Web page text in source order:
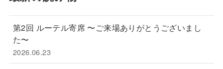
第2回 ルーテル寄席 〜ご来場ありがとうございまし
た〜
2026.06.23